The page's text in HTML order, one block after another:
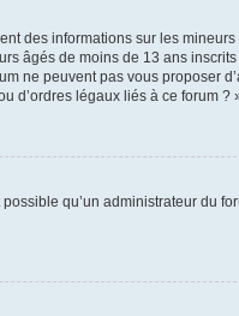
des informations sur les
âgés de moins de 13 ans inscrits
ne peuvent pas vous proposer
d’ordres légaux liés à ce forum ?
qu’un administrateur du